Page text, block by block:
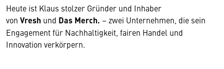
Heute ist Klaus stolzer Gründer und Inhaber
von Vresh und Das Merch. – zwei Unternehmen, die sein
Engagement für Nachhaltigkeit, fairen Handel und
Innovation verkörpern.